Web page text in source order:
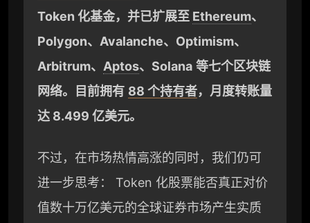
Token 化基金，并已扩展至 Ethereum、
Polygon、Avalanche、Optimism、
Arbitrum、 Aptos、Solana 等七个区块链
网络。目前拥有 88 个持有者，月度转账量
达 8.499 亿美元。
不过，在市场热情高涨的同时，我们仍可
进一步思考： Token 化股票能否真正对价
值数十万亿美元的全球证券市场产生实质